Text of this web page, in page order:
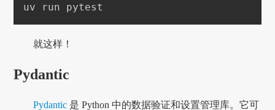
uv run pytest
就这样！
Pydantic
Pydantic 是 Python 中的数据验证和设置管理库。它可